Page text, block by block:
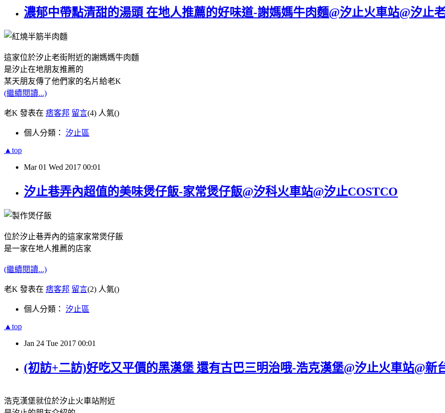
濃郁中帶點清甜的湯頭 在地人推薦的好味道-謝媽媽牛肉麵@汐止火車站@汐止
這家位於汐止老街附近的謝媽媽牛肉麵
是汐止在地朋友推薦的
某天朋友傳了他們家的名片給老K
(繼續閱讀...)
老K 發表在 痞客邦 留言(4) 人氣()
個人分類： 汐止區
▲top
Mar 01 Wed 2017 00:01
汐止巷弄內超值的美味煲仔飯-家常煲仔飯@汐科火車站@汐止COSTCO
位於汐止巷弄內的這家家常煲仔飯
是一家在地人推薦的店家
(繼續閱讀...)
老K 發表在 痞客邦 留言(2) 人氣()
個人分類： 汐止區
▲top
Jan 24 Tue 2017 00:01
(初訪+二訪)好吃又平價的黑漢堡 還有古巴三明治哦-浩克漢堡@汐止火車站@新
浩克漢堡就位於汐止火車站附近